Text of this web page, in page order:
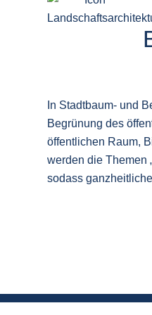
In Stadtbaum- und
Begrünung des
öffentlichen Raum,
werden die Themen
sodass